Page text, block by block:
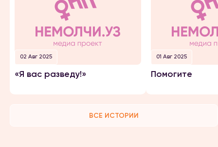
02 Авг 2025
«Я вас разведу!»
01 Авг 2025
Помогите
ВСЕ ИСТОРИИ